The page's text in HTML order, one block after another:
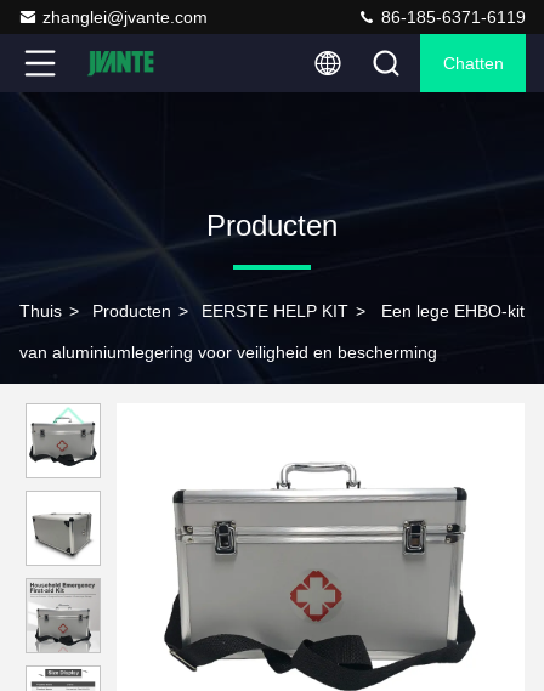
zhanglei@jvante.com 86-185-6371-6119
Chatten
Producten
Thuis > Producten > EERSTE HELP KIT > Een lege EHBO-kit
van aluminiumlegering voor veiligheid en bescherming